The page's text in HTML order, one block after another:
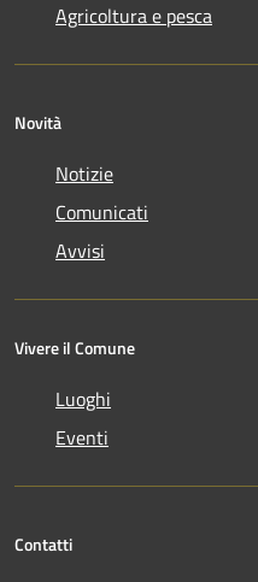
Agricoltura e pesca
Novità
Notizie
Comunicati
Avvisi
Vivere il Comune
Luoghi
Eventi
Contatti